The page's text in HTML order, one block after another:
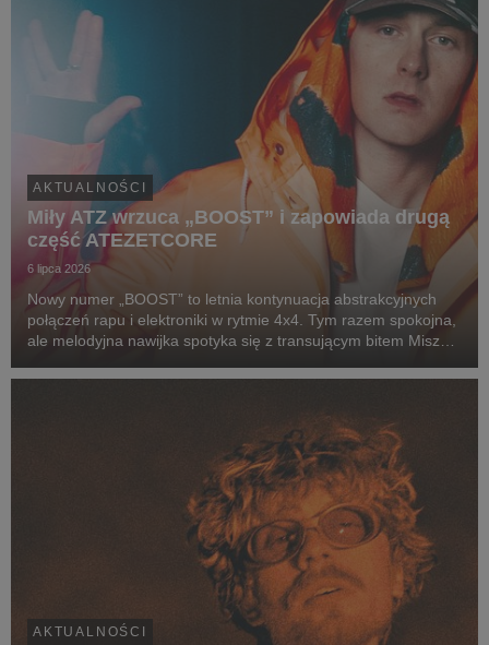
AKTUALNOŚCI
Miły ATZ wrzuca „BOOST” i zapowiada drugą
część ATEZETCORE
6 lipca 2026
Nowy numer „BOOST” to letnia kontynuacja abstrakcyjnych
połączeń rapu i elektroniki w rytmie 4x4. Tym razem spokojna,
ale melodyjna nawijka spotyka się z transującym bitem Miszy
wyraźnego dropu, prowadzi nas w progre...
AKTUALNOŚCI